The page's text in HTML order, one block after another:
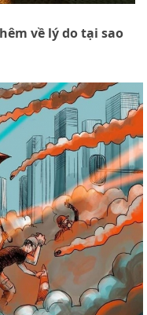
về lý do tại sao